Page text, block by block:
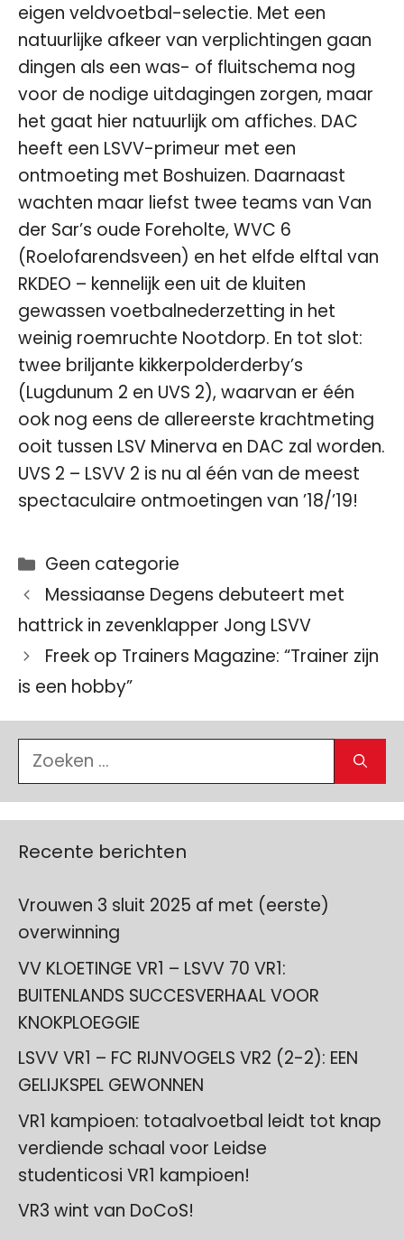
eigen veldvoetbal-selectie. Met een
natuurlijke afkeer van verplichtingen gaan
dingen als een was- of fluitschema nog
voor de nodige uitdagingen zorgen, maar
het gaat hier natuurlijk om affiches. DAC
heeft een LSVV-primeur met een
ontmoeting met Boshuizen. Daarnaast
wachten maar liefst twee teams van Van
der Sar’s oude Foreholte, WVC 6
(Roelofarendsveen) en het elfde elftal van
RKDEO – kennelijk een uit de kluiten
gewassen voetbalnederzetting in het
weinig roemruchte Nootdorp. En tot slot:
twee briljante kikkerpolderderby’s
(Lugdunum 2 en UVS 2), waarvan er één
ook nog eens de allereerste krachtmeting
ooit tussen LSV Minerva en DAC zal worden.
UVS 2 – LSVV 2 is nu al één van de meest
spectaculaire ontmoetingen van ’18/’19!
Categorieën
Geen categorie
Messiaanse Degens debuteert met
hattrick in zevenklapper Jong LSVV
Freek op Trainers Magazine: “Trainer zijn
is een hobby”
Zoek
naar:
Recente berichten
Vrouwen 3 sluit 2025 af met (eerste)
overwinning
VV KLOETINGE VR1 – LSVV 70 VR1:
BUITENLANDS SUCCESVERHAAL VOOR
KNOKPLOEGGIE
LSVV VR1 – FC RIJNVOGELS VR2 (2-2): EEN
GELIJKSPEL GEWONNEN
VR1 kampioen: totaalvoetbal leidt tot knap
verdiende schaal voor Leidse
studenticosi VR1 kampioen!
VR3 wint van DoCoS!